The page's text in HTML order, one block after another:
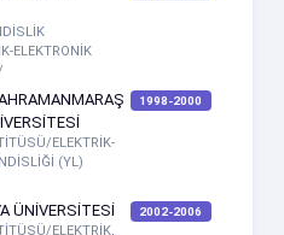
ELEKTRONİK
ELEKTRİK-
(YL)
1998-2000
ÜNİVERSİTESİ
ELEKTRİK,
2002-2006